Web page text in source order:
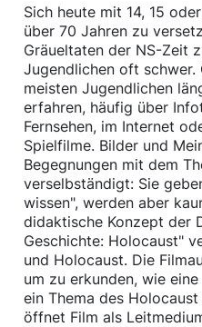
Sich heute mit 14, 15
über 70 Jahren zu
Gräueltaten der NS-Zeit
Jugendlichen oft schwer.
meisten Jugendlichen
erfahren, häufig über
Fernsehen, im Internet
Spielfilme. Bilder und
Begegnungen mit dem
verselbständigt: Sie
wissen", werden aber
didaktische Konzept der
Geschichte: Holocaust"
und Holocaust. Die
um zu erkunden, wie
ein Thema des
öffnet Film als